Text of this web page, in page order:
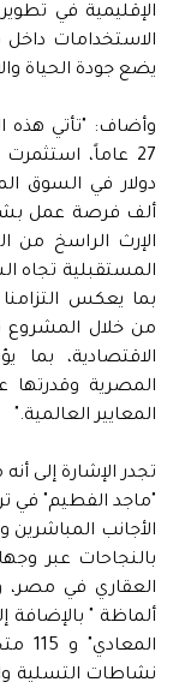
الإقليمية في
الاستخدامات
يضع جودة الحياة
وأضاف: "تأتي هذه
ألف فرصة عمل
الإرث الراسخ من
المستقبلية تجاه
بما يعكس التزامنا
من خلال المشروع
الاقتصادية،
المصرية وقدرتها
المعايير العالمية."
تجدر الإشارة إلى
"ماجد الفطيم" في
الأجانب
بالنجاحات عبر
العقاري في
ألماظة " بالإضافة
نشاطات التسلية